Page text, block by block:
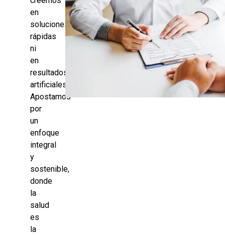
en
soluciones
rápidas
ni
en
resultados
artificiales.
Apostamos
por
un
enfoque
integral
y
sostenible,
donde
la
salud
es
la